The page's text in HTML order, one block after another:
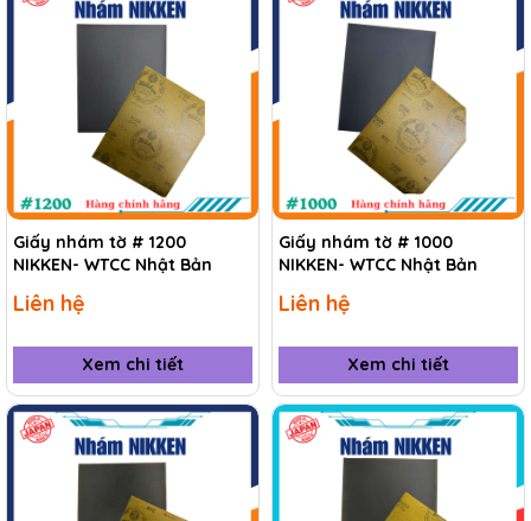
Giấy nhám tờ # 1200
NIKKEN- WTCC Nhật Bản
Liên hệ
Xem chi tiết
Giấy nhám tờ # 1000
NIKKEN- WTCC Nhật Bản
Liên hệ
Xem chi tiết